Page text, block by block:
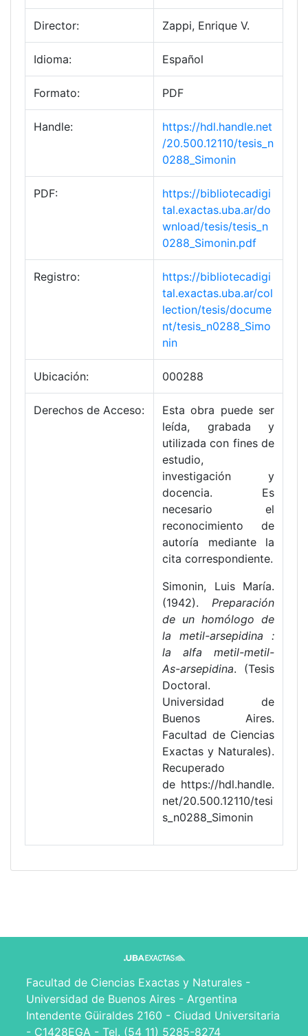
Director: Zappi, Enrique V.
Idioma: Español
Formato: PDF
Handle:
https://hdl.handle.net
/20.500.12110/tesis_n
0288_Simonin
PDF:
https://bibliotecadigi
tal.exactas.uba.ar/do
wnload/tesis/tesis_n
0288_Simonin.pdf
Registro:
https://bibliotecadigi
tal.exactas.uba.ar/col
lection/tesis/docume
nt/tesis_n0288_Simo
nin
Ubicación: 000288
Derechos de Acceso:
Esta obra puede ser
leída, grabada y
utilizada con fines de
estudio,
investigación y
docencia. Es
necesario el
reconocimiento de
autoría mediante la
cita correspondiente.
Simonin, Luis María.
(1942). Preparación
de un homólogo de
la metil-arsepidina :
la alfa metil-metil-
As-arsepidina. (Tesis
Doctoral.
Universidad de
Buenos Aires.
Facultad de Ciencias
Exactas y Naturales).
Recuperado
de https://hdl.handle.
net/20.500.12110/tesi
s_n0288_Simonin
Facultad de Ciencias Exactas y Naturales -
Universidad de Buenos Aires - Argentina
Intendente Güiraldes 2160 - Ciudad Universitaria
- C1428EGA - Tel. (54 11) 5285-8274